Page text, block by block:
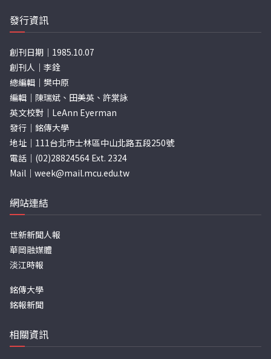
發行資訊
創刊日期｜1985.10.07
創刊人｜李銓
總編輯｜樊中原
編輯｜陳瑞斌、田美英、許棠詠
英文校對｜LeAnn Eyerman
發行｜銘傳大學
地址｜111台北市士林區中山北路五段250號
電話｜(02)28824564 Ext. 2324
Mail｜ week@mail.mcu.edu.tw
網站連結
世新新聞人報
華岡融媒體
淡江時報
銘傳大學
銘報新聞
相關資訊